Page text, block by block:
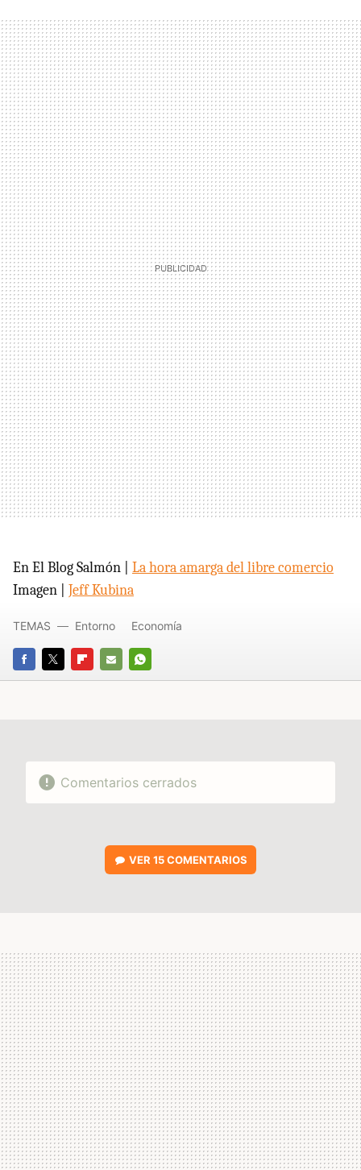
En El Blog Salmón | La hora amarga del libre comercio
Imagen | Jeff Kubina
FACEBOOK
TWITTERFLIPBOARD
E-
WHATSAPP
TEMAS Entorno Economía
Comentarios cerrados
VER15 COMENTARIOS